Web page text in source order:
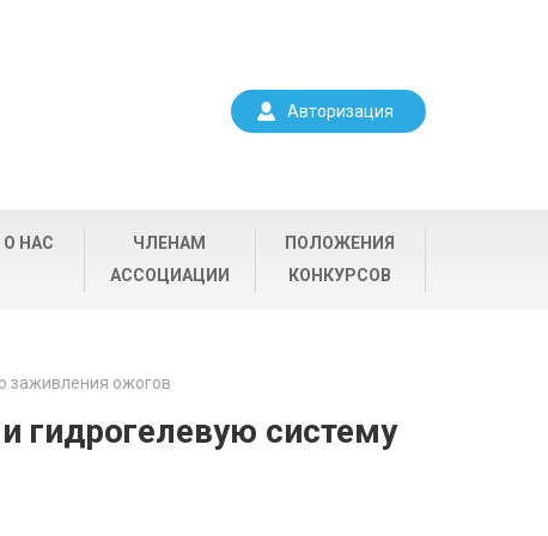
Авторизация
О НАС
ЧЛЕНАМ
АССОЦИАЦИИ
ПОЛОЖЕНИЯ
КОНКУРСОВ
заживления ожогов
гидрогелевую систему